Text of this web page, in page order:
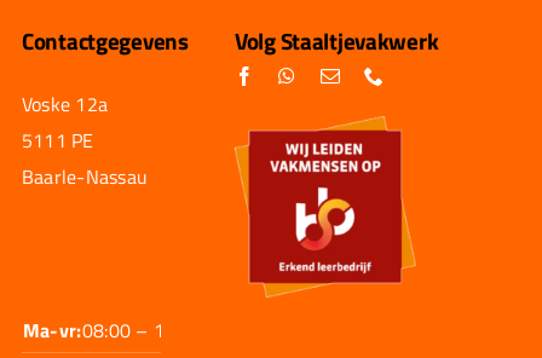
Contactgegevens
Voske 12a
5111 PE
Baarle-Nassau
Ma-vr:08:00 – 17:30
Volg Staaltjevakwerk